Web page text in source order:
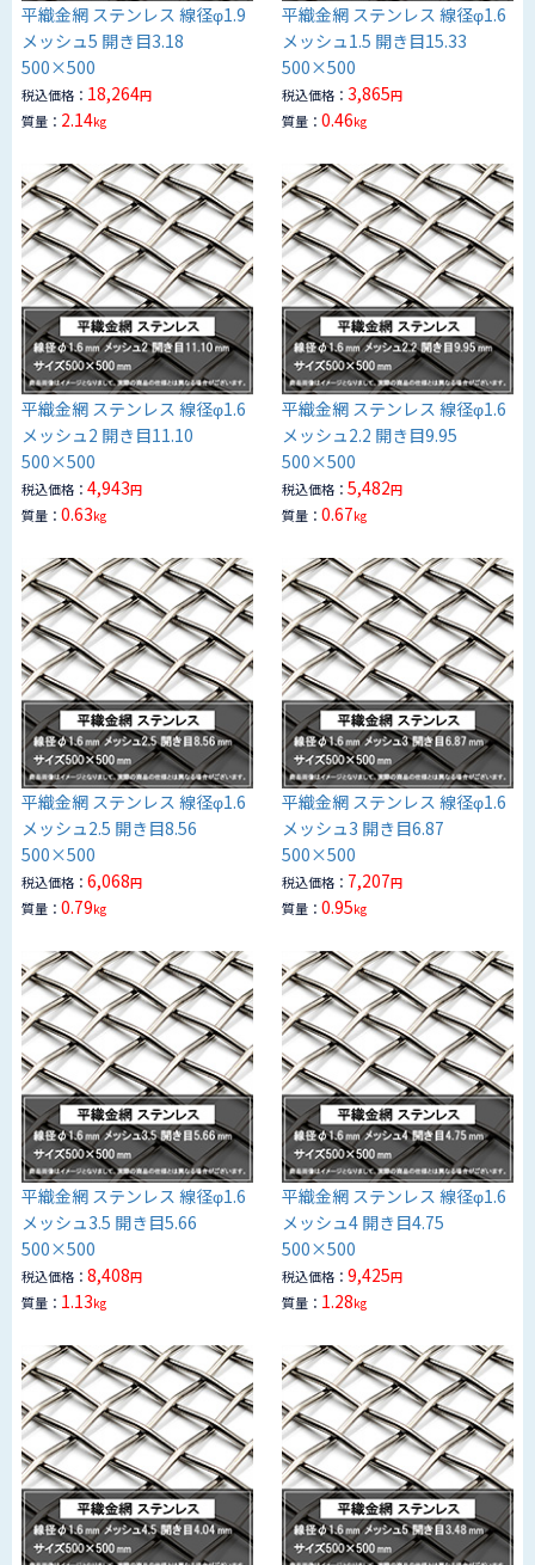
平織金網 ステンレス 線径φ1.9
メッシュ5 開き目3.18
500×500
税込価格： 18,264円
質量： 2.14kg
平織金網 ステンレス 線径φ1.6
メッシュ1.5 開き目15.33
500×500
税込価格：3,865円
質量：0.46kg
平織金網 ステンレス 線径φ1.6
メッシュ2 開き目11.10
500×500
税込価格： 4,943円
質量： 0.63kg
平織金網 ステンレス 線径φ1.6
メッシュ2.2 開き目9.95
500×500
税込価格：5,482円
質量：0.67kg
平織金網 ステンレス 線径φ1.6
メッシュ2.5 開き目8.56
500×500
税込価格： 6,068円
質量： 0.79kg
平織金網 ステンレス 線径φ1.6
メッシュ3 開き目6.87
500×500
税込価格： 7,207円
質量：0.95kg
平織金網 ステンレス 線径φ1.6
メッシュ3.5 開き目5.66
500×500
税込価格： 8,408円
質量： 1.13kg
平織金網 ステンレス 線径φ1.6
メッシュ4 開き目4.75
500×500
税込価格：9,425円
質量： 1.28kg